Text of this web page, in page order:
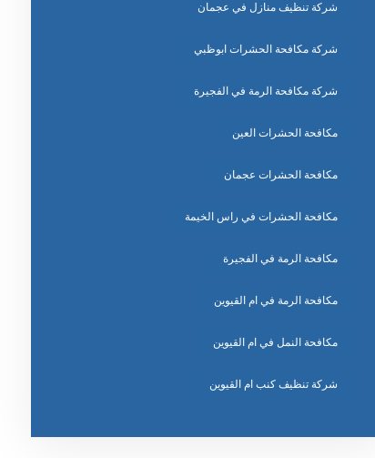
شركة تنظيف منازل في عجمان
شركة مكافحة الحشرات ابوظبي
شركة مكافحة الرمة في الفجيرة
مكافحة الحشرات العين
مكافحة الحشرات عجمان
مكافحة الحشرات في راس الخيمة
مكافحة الرمة في الفجيرة
مكافحة الرمة في ام القيوين
مكافحة النمل في ام القيوين